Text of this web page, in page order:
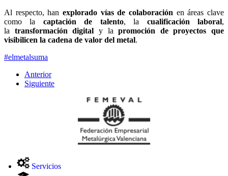
Al respecto, han explorado vías de colaboración en áreas clave
como la captación de talento, la cualificación laboral,
la transformación digital y lapromoción de proyectos que
visibilicen la cadena de valor del metal.
#elmetalsuma
Anterior
Siguiente
Servicios